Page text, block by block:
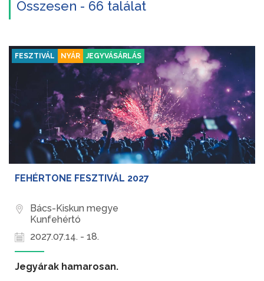
Összesen - 66 találat
FESZTIVÁL NYÁR JEGYVÁSÁRLÁS
FEHÉRTONE FESZTIVÁL 2027
Bács-Kiskun megye
Kunfehértó
2027.07.14. - 18.
Jegyárak hamarosan.